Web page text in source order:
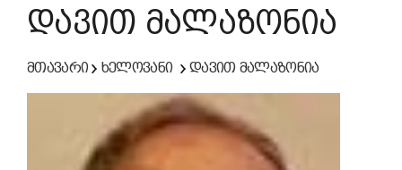
დავით მალაზონია
მთავარი ხელოვანი დავით მალაზონია